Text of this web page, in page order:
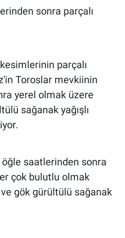
sonra parçalı
parçalı
Toroslar mevkiinin
yerel olmak üzere
sağanak yağışlı
saatlerinden sonra
çok bulutlu olmak
gök gürültülü sağanak